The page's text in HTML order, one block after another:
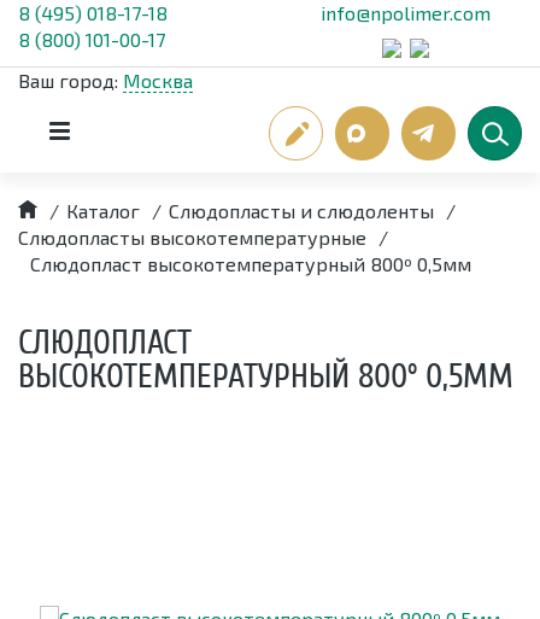
8 (495) 018-17-18
8 (800) 101-00-17
info@npolimer.com
Ваш город: Москва
/ Каталог / Слюдопласты и слюдоленты
/
Слюдопласты высокотемпературные
/
Слюдопласт высокотемпературный 800º 0,5мм
СЛЮДОПЛАСТ
ВЫСОКОТЕМПЕРАТУРНЫЙ 800º 0,5ММ